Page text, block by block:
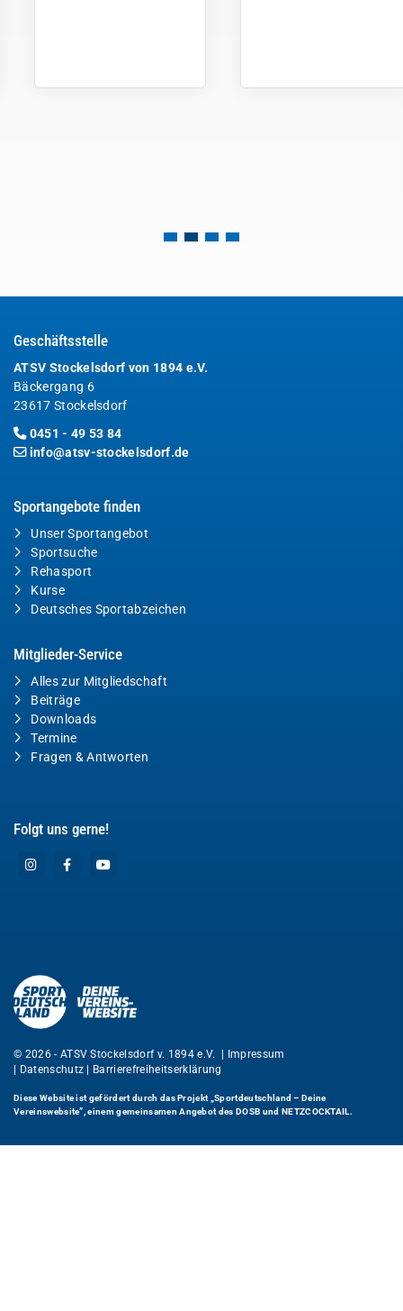
Geschäftsstelle
ATSV Stockelsdorf von 1894 e.V.
Bäckergang 6
23617 Stockelsdorf
0451 - 49 53 84
info@atsv-stockelsdorf.de
Sportangebote finden
Unser Sportangebot
Sportsuche
Rehasport
Kurse
Deutsches Sportabzeichen
Mitglieder-Service
Alles zur Mitgliedschaft
Beiträge
Downloads
Termine
Fragen & Antworten
Folgt uns gerne!
© 2026 - ATSV Stockelsdorf v. 1894 e.V. |
Impressum
Datenschutz Barrierefreiheitserklärung
Diese Website ist gefördert durch das Projekt„Sportdeutschland – Deine
Vereinswebsite”, einem gemeinsamen Angebot des DOSB und NETZCOCKTAIL.